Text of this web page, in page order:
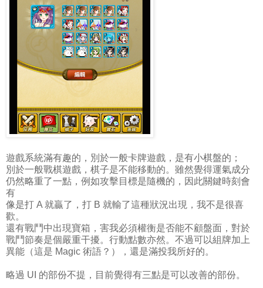
遊戲系統滿有趣的，別於一般卡牌遊戲，是有小棋盤的；
別於一般戰棋遊戲，棋子是不能移動的。雖然覺得運氣成分
仍然略重了一點，例如攻擊目標是隨機的，因此關鍵時刻會
有
像是打 A 就贏了，打 B 就輸了這種狀況出現，我不是很喜
歡。
還有戰鬥中出現寶箱，害我必須權衡是否能不顧盤面，對於
戰鬥節奏是個嚴重干擾。行動點數亦然。不過可以組牌加上
異能（這是 Magic 術語？），還是滿投我所好的。
略過 UI 的部份不提，目前覺得有三點是可以改善的部份。